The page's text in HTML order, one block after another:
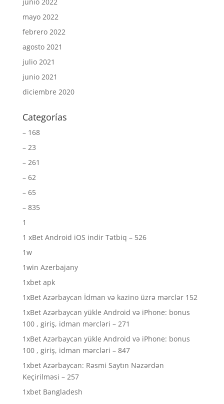
mayo 2022
febrero 2022
agosto 2021
julio 2021
junio 2021
diciembre 2020
Categorías
– 168
– 23
– 261
– 62
– 65
– 835
1
1 xBet Android iOS indir Tətbiq – 526
1w
1win Azerbajany
1xbet apk
1xBet Azərbaycan İdman və kazino üzrə mərclər 152
1xBet Azərbaycan yükle Android və iPhone: bonus
100 , giriş, idman mərcləri – 271
1xBet Azərbaycan yükle Android və iPhone: bonus
100 , giriş, idman mərcləri – 847
1xbet Azərbaycan: Rəsmi Saytın Nəzərdən
Keçirilməsi – 257
1xbet Bangladesh